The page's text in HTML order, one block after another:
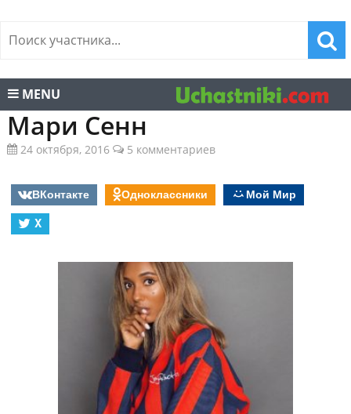
MENU
Мари Сенн
24 октября, 2016 5 комментариев
ВКонтакте Одноклассники
Мой Мир
X